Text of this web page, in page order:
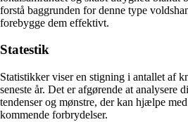
forstå baggrunden for denne type
forebygge dem effektivt.
Statestik
Statistikker viser en stigning i antallet af
seneste år. Det er afgørende at analysere
tendenser og mønstre, der kan hjælpe
kommende forbrydelser.